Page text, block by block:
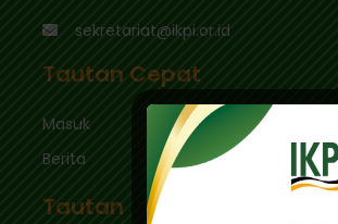
sekretariat@ikpi.or.id
Tautan Cepat
Masuk
Berita
Tautan